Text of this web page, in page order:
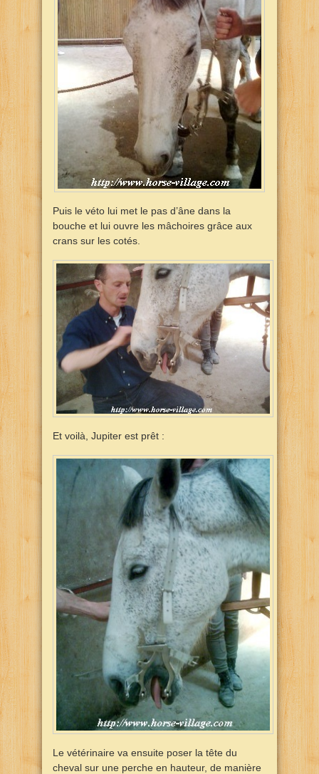
Puis le véto lui met le pas d’âne dans la
bouche et lui ouvre les mâchoires grâce aux
crans sur les cotés.
Et voilà, Jupiter est prêt :
Le vétérinaire va ensuite poser la tête du
cheval sur une perche en hauteur, de manière